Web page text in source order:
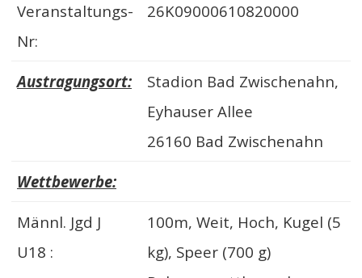
Veranstaltungs-
Nr:
26K09000610820000
Austragungsort:
Stadion Bad Zwischenahn,
Eyhauser Allee
26160 Bad Zwischenahn
Wettbewerbe:
Männl. Jgd J
U18 :
100m, Weit, Hoch, Kugel (5
kg), Speer (700 g)